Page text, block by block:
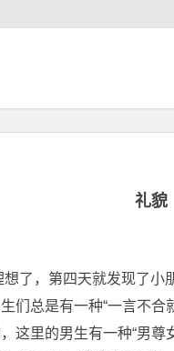
礼貌
，第四天就发现了小
们总是有一种“一言不
这里的男生有一种“男尊